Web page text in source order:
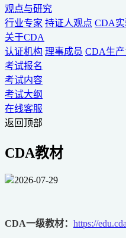
观点与研究
行业专家 持证人观点 CDA
关于CDA
认证机构 理事成员 CDA生产
考试报名
考试内容
考试大纲
在线客服
返回顶部
CDA教材
2026-07-29
CDA一级教材： https://